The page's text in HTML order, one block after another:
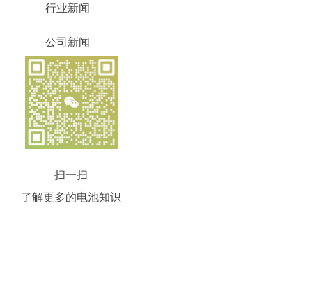
行业新闻
公司新闻
扫一扫
了解更多的电池知识